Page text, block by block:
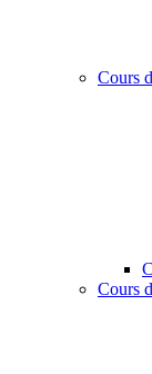
Cours
Cours